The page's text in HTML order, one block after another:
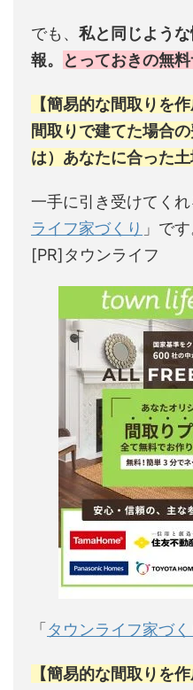
でも、 私と同じよう
報。
とっておきの無
【簡易的な間取りを
間取りで建てた場合の
は）あなたに合った土
一手に引き受けてく
ライフ家づくり 」です
[PR]タウンライフ
「 タウンライフ家づく
【簡易的な間取りを